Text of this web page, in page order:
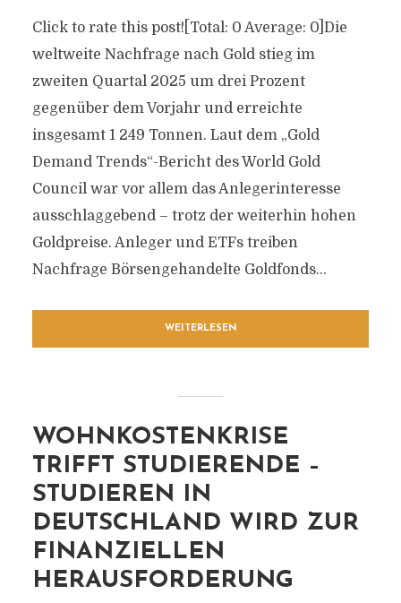
Click to rate this post![Total: 0 Average: 0]Die
weltweite Nachfrage nach Gold stieg im
zweiten Quartal 2025 um drei Prozent
gegenüber dem Vorjahr und erreichte
insgesamt 1 249 Tonnen. Laut dem „Gold
Demand Trends“-Bericht des World Gold
Council war vor allem das Anlegerinteresse
ausschlaggebend – trotz der weiterhin hohen
Goldpreise. Anleger und ETFs treiben
Nachfrage Börsengehandelte Goldfonds...
WEITERLESEN
WOHNKOSTENKRISE
TRIFFT STUDIERENDE –
STUDIEREN IN
DEUTSCHLAND WIRD ZUR
FINANZIELLEN
HERAUSFORDERUNG